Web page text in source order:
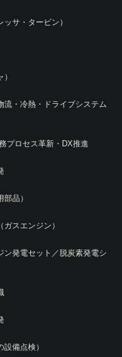
サ・タービン）
流・冷熱・ドライブシステム
プロセス革新・DX推進
品）
スエンジン）
ン発電セット／脱炭素発電シ
備点検）